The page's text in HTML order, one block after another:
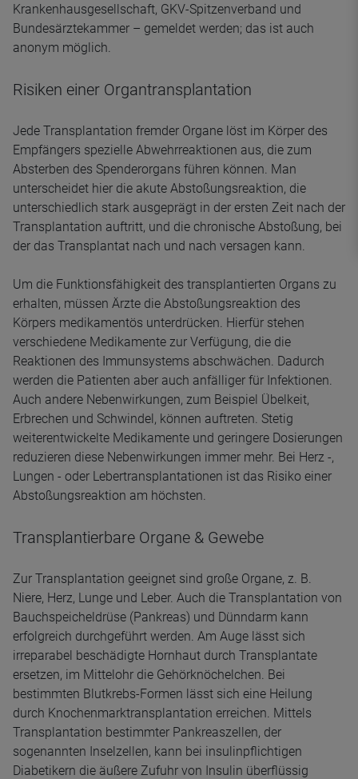
Krankenhausgesellschaft, GKV-Spitzenverband und
Bundesärztekammer – gemeldet werden; das ist auch
anonym möglich.
Risiken einer Organtransplantation
Jede Transplantation fremder Organe löst im Körper des
Empfängers spezielle Abwehrreaktionen aus, die zum
Absterben des Spenderorgans führen können. Man
unterscheidet hier die akute Abstoßungsreaktion, die
unterschiedlich stark ausgeprägt in der ersten Zeit nach der
Transplantation auftritt, und die chronische Abstoßung, bei
der das Transplantat nach und nach versagen kann.
Um die Funktionsfähigkeit des transplantierten Organs zu
erhalten, müssen Ärzte die Abstoßungsreaktion des
Körpers medikamentös unterdrücken. Hierfür stehen
verschiedene Medikamente zur Verfügung, die die
Reaktionen des Immunsystems abschwächen. Dadurch
werden die Patienten aber auch anfälliger für Infektionen.
Auch andere Nebenwirkungen, zum Beispiel Übelkeit,
Erbrechen und Schwindel, können auftreten. Stetig
weiterentwickelte Medikamente und geringere Dosierungen
reduzieren diese Nebenwirkungen immer mehr. Bei Herz -,
Lungen - oder Lebertransplantationen ist das Risiko einer
Abstoßungsreaktion am höchsten.
Transplantierbare Organe & Gewebe
Zur Transplantation geeignet sind große Organe, z. B.
Niere, Herz, Lunge und Leber. Auch die Transplantation von
Bauchspeicheldrüse (Pankreas) und Dünndarm kann
erfolgreich durchgeführt werden. Am Auge lässt sich
irreparabel beschädigte Hornhaut durch Transplantate
ersetzen, im Mittelohr die Gehörknöchelchen. Bei
bestimmten Blutkrebs-Formen lässt sich eine Heilung
durch Knochenmarktransplantation erreichen. Mittels
Transplantation bestimmter Pankreaszellen, der
sogenannten Inselzellen, kann bei insulinpflichtigen
Diabetikern die äußere Zufuhr von Insulin überflüssig